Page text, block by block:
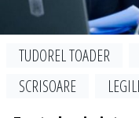
TUDOREL TOADER
SCRISOARE